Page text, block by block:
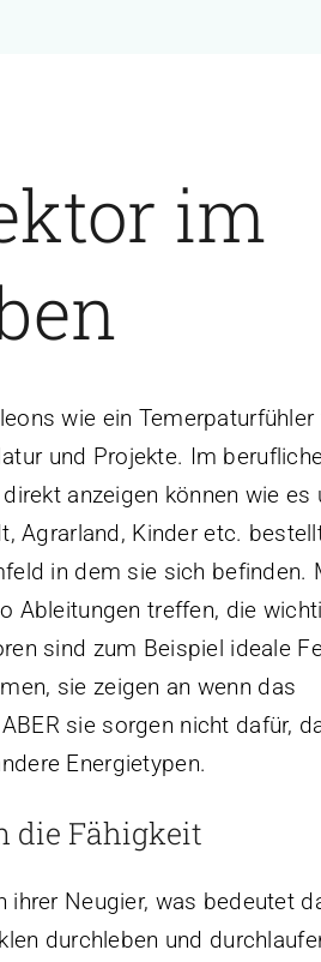
im
wie ein Temerpaturfühler
und Projekte. Im
anzeigen können wie es
Agrarland, Kinder etc.
in dem sie sich befinden.
Ableitungen treffen, die
sind zum Beispiel ideale
sie zeigen an wenn das
sie sorgen nicht dafür,
Energietypen.
die Fähigkeit
ihrer Neugier, was bedeutet
durchleben und